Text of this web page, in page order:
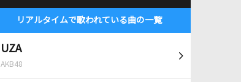
リアルタイムで歌われている曲の一覧
UZA
AKB48